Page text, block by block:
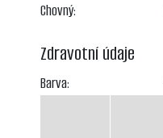
Chovný:
Zdravotní údaje
Barva: